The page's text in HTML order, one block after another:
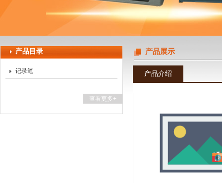
产品目录
记录笔
查看更多+
产品展示
产品介绍